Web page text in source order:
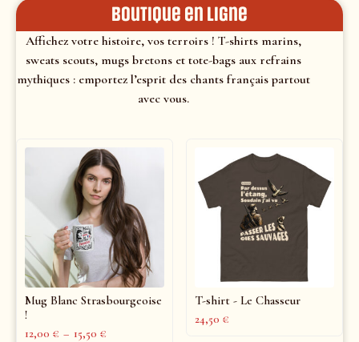
Boutique en ligne
Affichez votre histoire, vos terroirs ! T-shirts marins,
sweats scouts, mugs bretons et tote-bags aux refrains
mythiques : emportez l’esprit des chants français partout
avec vous.
Mug Blanc Strasbourgeoise
!
12,00 € – 15,50 €
T-shirt - Le Chasseur
24,50 €